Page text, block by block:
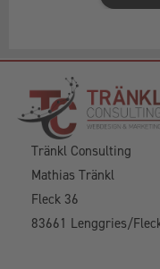
Tränkl Consulting
Mathias Tränkl
Fleck 36
83661 Lenggries/